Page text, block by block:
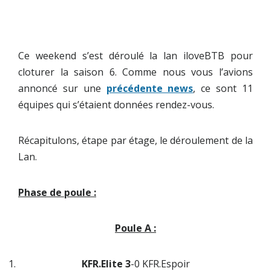
Ce weekend s’est déroulé la lan iloveBTB pour
cloturer la saison 6. Comme nous vous l’avions
annoncé sur une précédente news, ce sont 11
équipes qui s’étaient données rendez-vous.
Récapitulons, étape par étage, le déroulement de la
Lan.
Phase de poule :
Poule A :
KFR.Elite 3-0 KFR.Espoir